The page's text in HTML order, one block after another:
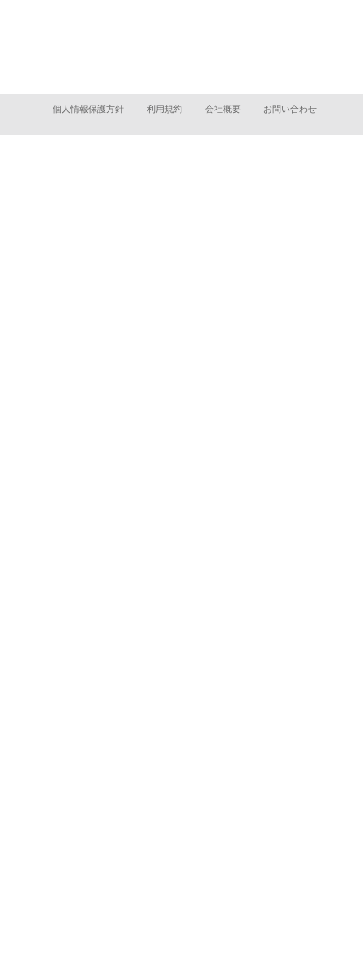
個人情報保護方針 利用規約 会社概要 お問い合わせ